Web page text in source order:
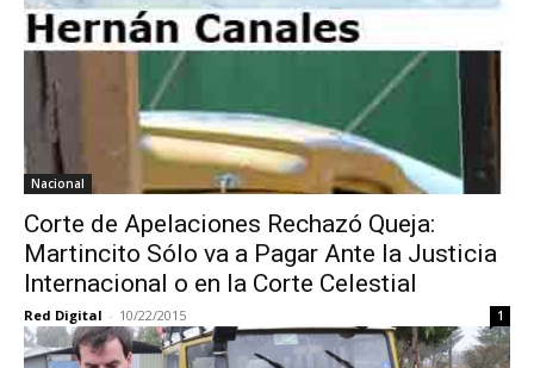
Nacional
Corte de Apelaciones Rechazó Queja:
Martincito Sólo va a Pagar Ante la Justicia
Internacional o en la Corte Celestial
Red Digital - 10/22/2015 1